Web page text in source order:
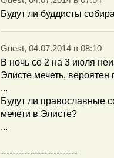
Будут ли буддисты
Guest, 04.07.2014 в 08:10
В ночь со 2 на 3 июля
Элисте мечеть, вероятен
...
Будут ли православные
мечети в Элисте?
...
--------------------------